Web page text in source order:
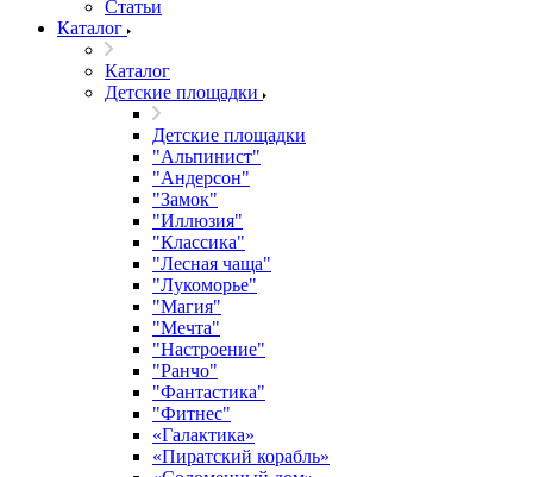
Статьи
Каталог
Каталог
Детские площадки
Детские площадки
"Альпинист"
"Андерсон"
"Замок"
"Иллюзия"
"Классика"
"Лесная чаща"
"Лукоморье"
"Магия"
"Мечта"
"Настроение"
"Ранчо"
"Фантастика"
"Фитнес"
«Галактика»
«Пиратский корабль»